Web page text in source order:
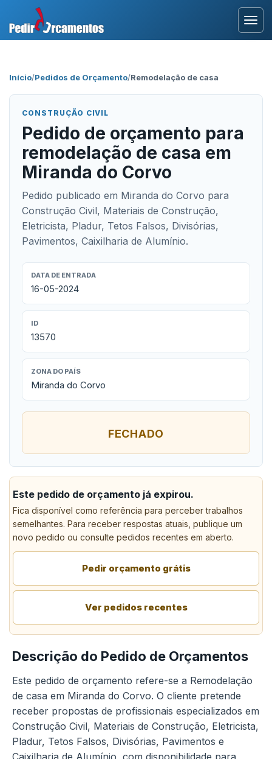
Início/Pedidos de Orçamento/Remodelação de casa
CONSTRUÇÃO CIVIL
Pedido de orçamento para
remodelação de casa em
Miranda do Corvo
Pedido publicado em Miranda do Corvo para
Construção Civil, Materiais de Construção,
Eletricista, Pladur, Tetos Falsos, Divisórias,
Pavimentos, Caixilharia de Alumínio.
DATA DE ENTRADA
16-05-2024
ID
13570
ZONA DO PAÍS
Miranda do Corvo
FECHADO
Este pedido de orçamento já expirou.
Fica disponível como referência para perceber trabalhos
semelhantes. Para receber respostas atuais, publique um
novo pedido ou consulte pedidos recentes em aberto.
Pedir orçamento grátis
Ver pedidos recentes
Descrição do Pedido de Orçamentos
Este pedido de orçamento refere-se a Remodelação
de casa em Miranda do Corvo. O cliente pretende
receber propostas de profissionais especializados em
Construção Civil, Materiais de Construção, Eletricista,
Pladur, Tetos Falsos, Divisórias, Pavimentos e
Caixilharia de Alumínio, com disponibilidade para
Área Profissional
Como Funciona?
Testemunhos